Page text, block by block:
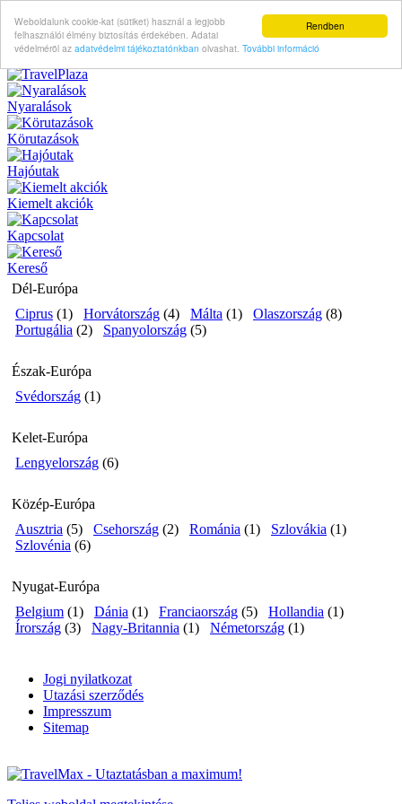
Rendben
Weboldalunk cookie-kat (sütiket) használ a legjobb
felhasználói élmény biztosítás érdekében. Adatai
védelméröl az adatvédelmi tájékoztatónkban olvashat. További információ
Nyaralások
Körutazások
Hajóutak
Kiemelt akciók
Kapcsolat
Kereső
Dél-Európa
Ciprus (1) Horvátország (4) Málta (1) Olaszország (8)
Portugália (2) Spanyolország (5)
Észak-Európa
Svédország (1)
Kelet-Európa
Lengyelország (6)
Közép-Európa
Ausztria (5) Csehország (2) Románia (1) Szlovákia (1)
Szlovénia (6)
Nyugat-Európa
Belgium (1) Dánia (1) Franciaország (5) Hollandia (1)
Írország (3) Nagy-Britannia (1) Németország (1)
Jogi nyilatkozat
Utazási szerződés
Impresszum
Sitemap